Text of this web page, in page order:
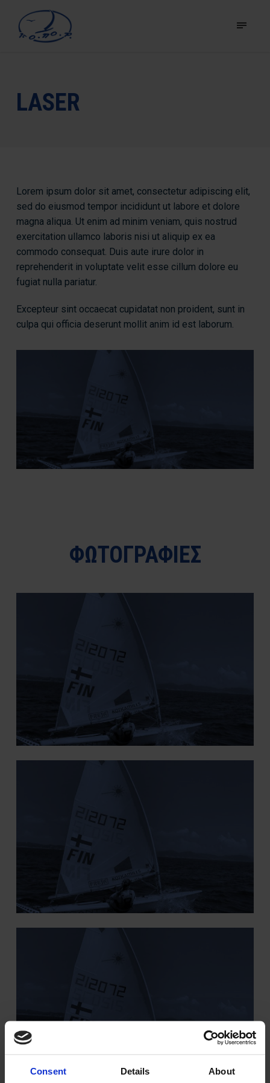
Consent Details About
LASER
Lorem ipsum dolor sit amet, consectetur adipiscing elit,
sed do eiusmod tempor incididunt ut labore et dolore
magna aliqua. Ut enim ad minim veniam, quis nostrud
exercitation ullamco laboris nisi ut aliquip ex ea
commodo consequat. Duis aute irure dolor in
reprehenderit in voluptate velit esse cillum dolore eu
fugiat nulla pariatur.
Excepteur sint occaecat cupidatat non proident, sunt in
culpa qui officia deserunt mollit anim id est laborum.
ΦΩΤΟΓΡΑΦΙΕΣ